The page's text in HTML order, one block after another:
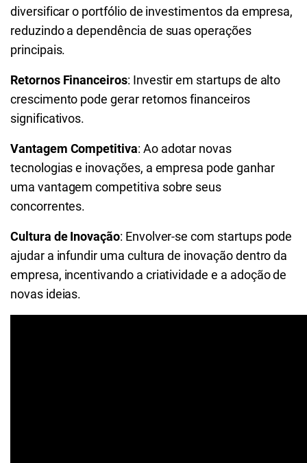
diversificar o portfólio de investimentos da empresa,
reduzindo a dependência de suas operações
principais.
Retornos Financeiros: Investir em startups de alto
crescimento pode gerar retornos financeiros
significativos.
Vantagem Competitiva: Ao adotar novas
tecnologias e inovações, a empresa pode ganhar
uma vantagem competitiva sobre seus
concorrentes.
Cultura de Inovação: Envolver-se com startups pode
ajudar a infundir uma cultura de inovação dentro da
empresa, incentivando a criatividade e a adoção de
novas ideias.